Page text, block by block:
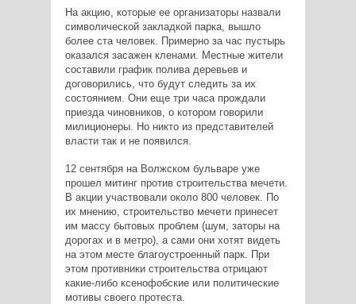
На акцию, которые ее организаторы назвали
символической закладкой парка, вышло
более ста человек. Примерно за час пустырь
оказался засажен кленами. Местные жители
составили график полива деревьев и
договорились, что будут следить за их
состоянием. Они еще три часа прождали
приезда чиновников, о котором говорили
милиционеры. Но никто из представителей
власти так и не появился.
12 сентября на Волжском бульваре уже
прошел митинг против строительства мечети.
В акции участвовали около 800 человек. По
их мнению, строительство мечети принесет
им массу бытовых проблем (шум, заторы на
дорогах и в метро), а сами они хотят видеть
на этом месте благоустроенный парк. При
этом противники строительства отрицают
какие-либо ксенофобские или политические
мотивы своего протеста.